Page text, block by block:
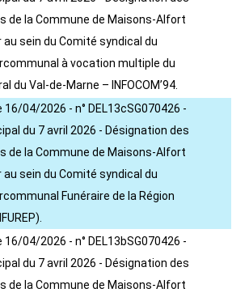
de la Commune de Maisons-Alfort
sein du Comité syndical du
à vocation multiple du
du Val-de-Marne – INFOCOM’94.
16/04/2026 - n° DEL13cSG070426 -
du 7 avril 2026 - Désignation des
de la Commune de Maisons-Alfort
sein du Comité syndical du
Funéraire de la Région
16/04/2026 - n° DEL13bSG070426 -
du 7 avril 2026 - Désignation des
de la Commune de Maisons-Alfort